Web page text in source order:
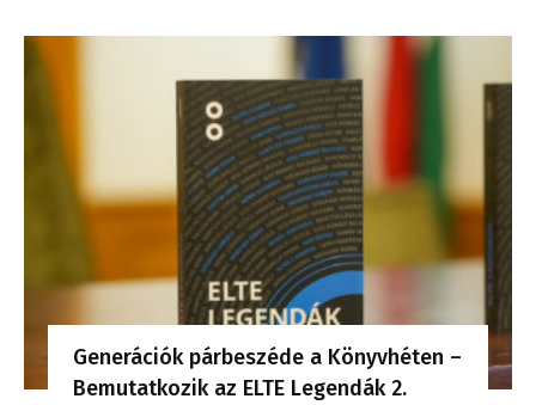
Generációk párbeszéde a Könyvhéten –
Bemutatkozik az ELTE Legendák 2.